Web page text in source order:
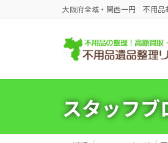
大阪府全域・関西一円 不用品
スタッフブ